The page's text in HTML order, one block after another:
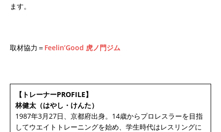
ます。
取材協力＝ Feelin’Good 虎ノ門ジム
【トレーナーPROFILE】
林健太（はやし・けんた）
1987年3月27日、京都府出身。14歳からプロレスラーを目指
してウエイトトレーニングを始め、学生時代はレスリングに